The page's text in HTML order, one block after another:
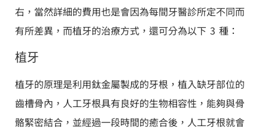
右，當然詳細的費用也是會因為每間牙醫診所定不同而
有所差異，而植牙的治療方式，還可分為以下 3 種：
植牙
植牙的原理是利用鈦金屬製成的牙根，植入缺牙部位的
齒槽骨內，人工牙根具有良好的生物相容性，能夠與骨
骼緊密結合，並經過一段時間的癒合後，人工牙根就會